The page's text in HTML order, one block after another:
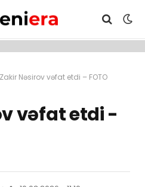
Zakir Nəsirov vəfat etdi – FOTO
vəfat etdi -